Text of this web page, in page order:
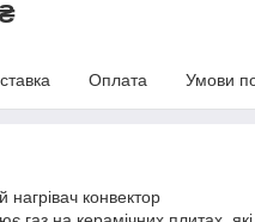
Оплата Умови
нагрівач конвектор